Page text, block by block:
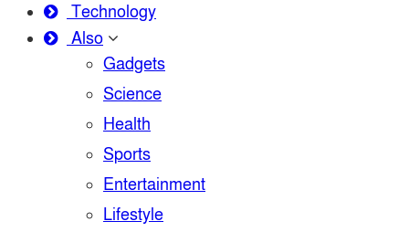
Technology
Also
Gadgets
Science
Health
Sports
Entertainment
Lifestyle